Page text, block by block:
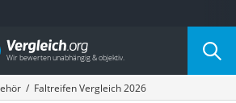
nach Kategorie
Faltreifen Vergleich 2026